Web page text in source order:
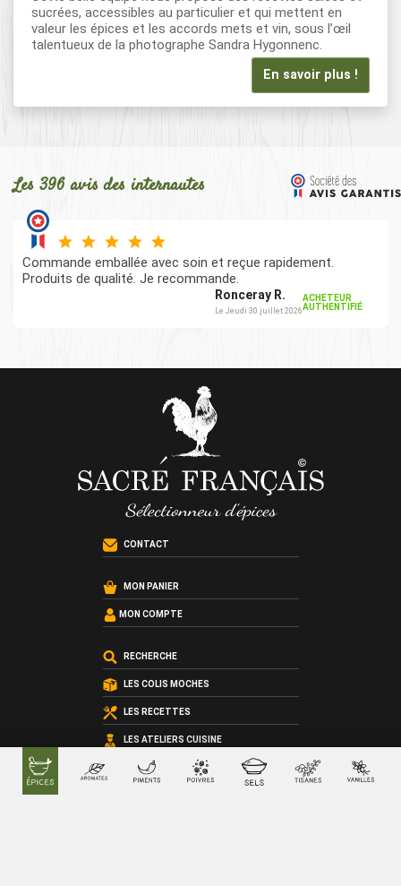
sucrées, accessibles au particulier et qui mettent en
valeur les épices et les accords mets et vin, sous l’œil
talentueux de la photographe Sandra Hygonnenc.
En savoir plus !
Les 396 avis des internautes
Commande emballée avec soin et reçue rapidement.
Produits de qualité. Je recommande.
Ronceray R.
Le Jeudi 30 juillet 2026
ACHETEUR
AUTHENTIFIÉ
CONTACT
MON PANIER
MON COMPTE
RECHERCHE
LES COLIS MOCHES
LES RECETTES
LES ATELIERS CUISINE
LES COFFRETS SUR-MESURE